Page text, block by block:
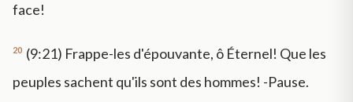
face!
20 (9:21) Frappe-les d'épouvante, ô Éternel! Que les
peuples sachent qu'ils sont des hommes! -Pause.